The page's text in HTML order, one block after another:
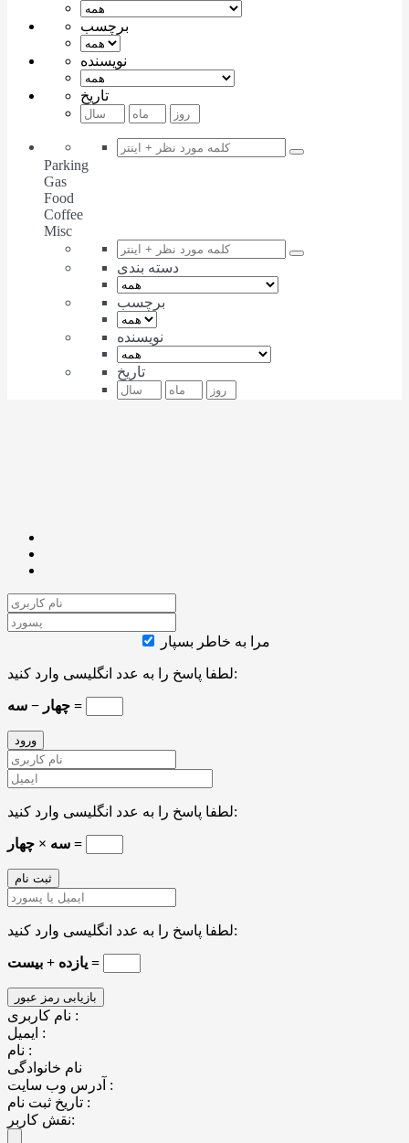
برچسب
نویسنده
تاریخ
Parking
Gas
Food
Coffee
Misc
دسته بندی
برچسب
نویسنده
تاریخ
مرا به خاطر بسپار
لطفا پاسخ را به عدد انگلیسی وارد کنید:
چهار − سه =
لطفا پاسخ را به عدد انگلیسی وارد کنید:
سه × چهار =
لطفا پاسخ را به عدد انگلیسی وارد کنید:
یازده + بیست =
نام کاربری :
ایمیل :
نام :
نام خانوادگی
آدرس وب سایت :
تاریخ ثبت نام :
نقش کاربر: